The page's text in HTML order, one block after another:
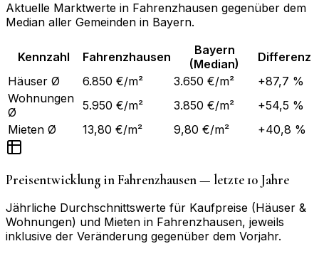
Aktuelle Marktwerte in Fahrenzhausen gegenüber dem
Median aller Gemeinden in Bayern.
Kennzahl Fahrenzhausen
Bayern
(Median)
Differenz
Häuser Ø
6.850 €/m² 3.650 €/m²
+87,7 %
Wohnungen
Ø
5.950 €/m² 3.850 €/m²
+54,5 %
Mieten Ø
13,80 €/m² 9,80 €/m² +40,8 %
Preisentwicklung inFahrenzhausen— letzte 10 Jahre
Jährliche Durchschnittswerte für Kaufpreise (Häuser &
Wohnungen) und Mieten in Fahrenzhausen, jeweils
inklusive der Veränderung gegenüber dem Vorjahr.